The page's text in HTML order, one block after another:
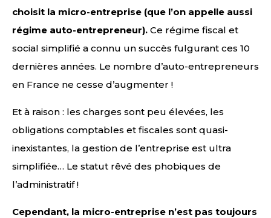
choisit la micro-entreprise (que l’on appelle aussi
régime auto-entrepreneur). Ce régime fiscal et
social simplifié a connu un succès fulgurant ces 10
dernières années. Le nombre d’auto-entrepreneurs
en France ne cesse d’augmenter !
Et à raison : les charges sont peu élevées, les
obligations comptables et fiscales sont quasi-
inexistantes, la gestion de l’entreprise est ultra
simplifiée… Le statut rêvé des phobiques de
l’administratif !
Cependant, la micro-entreprise n’est pas toujours